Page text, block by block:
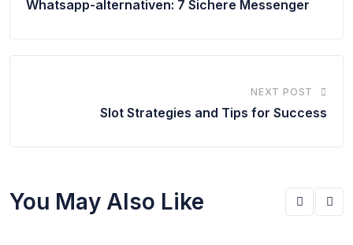
Whatsapp-alternativen: 7 Sichere Messenger
NEXT POST
Slot Strategies and Tips for Success
You May Also Like